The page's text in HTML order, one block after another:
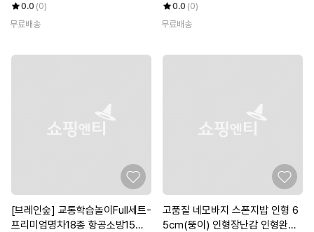
0.0 (0)
무료배송
0.0 (0)
무료배송
[브레인숲] 교통학습놀이Full세트-
프리미엄명차18종 항공소방15종
고품질 네모바지 스폰지밥 인형 6
5cm(뚱이) 인형장난감 인형완구